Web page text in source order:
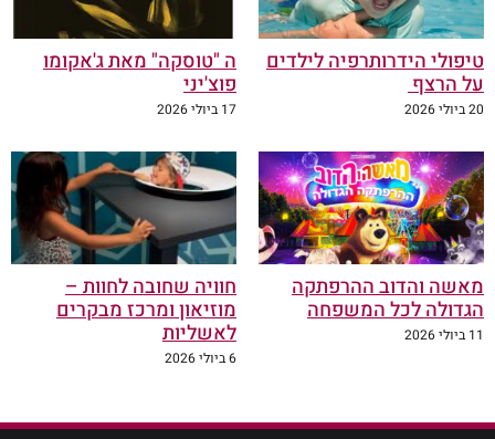
טיפולי הידרותרפיה לילדים
על הרצף
20 ביולי 2026
ה "טוסקה" מאת ג'אקומו
פוצ'יני
17 ביולי 2026
מאשה והדוב ההרפתקה
הגדולה לכל המשפחה
11 ביולי 2026
חוויה שחובה לחוות –
מוזיאון ומרכז מבקרים
לאשליות
6 ביולי 2026